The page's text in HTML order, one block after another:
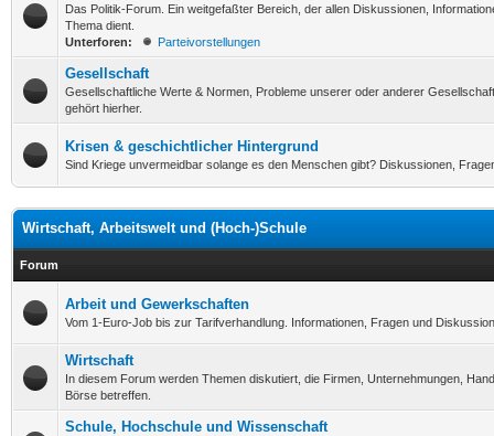
Das Politik-Forum. Ein weitgefaßter Bereich, der allen Diskussionen,
Thema dient.
Unterforen:
Parteivorstellungen
Gesellschaft
Gesellschaftliche Werte & Normen, Probleme unserer oder anderer
gehört hierher.
Krisen & geschichtlicher Hintergrund
Sind Kriege unvermeidbar solange es den Menschen gibt? Diskussionen,
Wirtschaft, Arbeitswelt und (Hoch-)Schule
Forum
Arbeit und Gewerkschaften
Vom 1-Euro-Job bis zur Tarifverhandlung. Informationen, Fragen und
Wirtschaft
In diesem Forum werden Themen diskutiert, die Firmen, Unternehmungen,
Börse betreffen.
Schule, Hochschule und Wissenschaft